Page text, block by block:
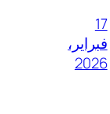
17
فبراير،
2026